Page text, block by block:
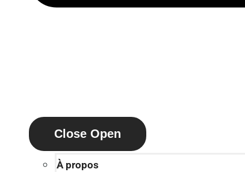
Close Open
À propos